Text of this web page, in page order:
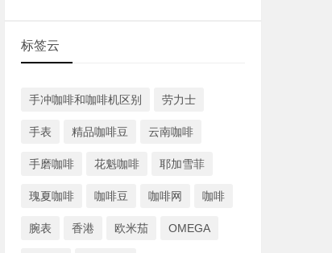
标签云
手冲咖啡和咖啡机区别 劳力士
手表 精品咖啡豆 云南咖啡
手磨咖啡 花魁咖啡 耶加雪菲
瑰夏咖啡 咖啡豆 咖啡网 咖啡
腕表 香港 欧米茄 OMEGA